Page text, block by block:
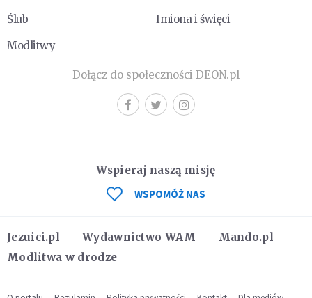
Ślub
Imiona i święci
Modlitwy
Dołącz do społeczności DEON.pl
Jezuici.pl Wydawnictwo WAM
Mando.pl
Modlitwa w drodze
Wspieraj naszą misję
WSPOMÓŻ NAS